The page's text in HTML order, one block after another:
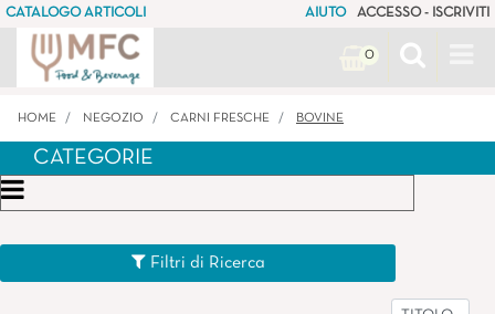
CATALOGO ARTICOLI AIUTO ACCESSO - ISCRIVITI
0
HOME NEGOZIO CARNI FRESCHE BOVINE
CATEGORIE
Open menu
Filtri di Ricerca